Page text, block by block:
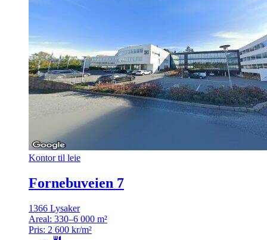
Kontor til leie
Fornebuveien 7
1366 Lysaker
Areal: 330–6 000 m²
Pris: 2 600 kr/m²